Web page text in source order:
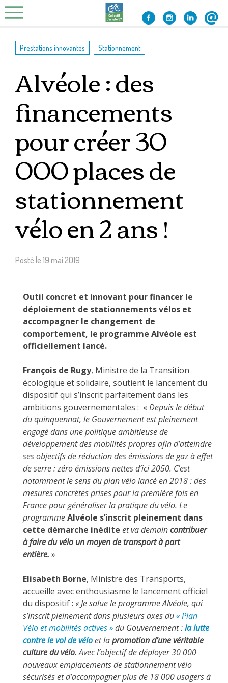
Skip
to
Prestations innovantes Stationnement
Alvéole : des
financements
pour créer 30
000 places de
stationnement
vélo en 2 ans !
Posté le 19 mai 2019
Outil concret et innovant pour financer le
déploiement de stationnements vélos et
accompagner le changement de
comportement, le programme Alvéole est
officiellement lancé.
François de Rugy, Ministre de la Transition
écologique et solidaire, soutient le lancement du
dispositif qui s’inscrit parfaitement dans les
ambitions gouvernementales : «Depuis le début
du quinquennat, le Gouvernement est pleinement
engagé dans une politique ambitieuse de
développement des mobilités propres afin d’atteindre
ses objectifs de réduction des émissions de gaz à effet
de serre : zéro émissions nettes d’ici 2050. C’est
notamment le sens du plan vélo lancé en 2018 : des
mesures concrètes prises pour la première fois en
France pour généraliser la pratique du vélo. Le
programmeAlvéole s’inscrit pleinement dans
cette démarche inédite et va demaincontribuer
à faire du vélo un moyen de transport à part
entière. »
Elisabeth Borne, Ministre des Transports,
accueille avec enthousiasme le lancement officiel
du dispositif : « Je salue le programme Alvéole, qui
s’inscrit pleinement dans plusieurs axes du« Plan
Vélo et mobilités actives »du Gouvernement :la lutte
contre le vol de véloet lapromotion d’une véritable
culture du vélo. Avec l’objectif de déployer 30 000
nouveaux emplacements de stationnement vélo
sécurisés et d’accompagner plus de 18 000 usagers à